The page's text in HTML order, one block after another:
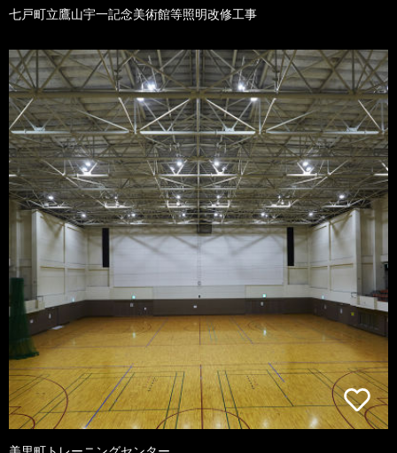
七戸町立鷹山宇一記念美術館等照明改修工事